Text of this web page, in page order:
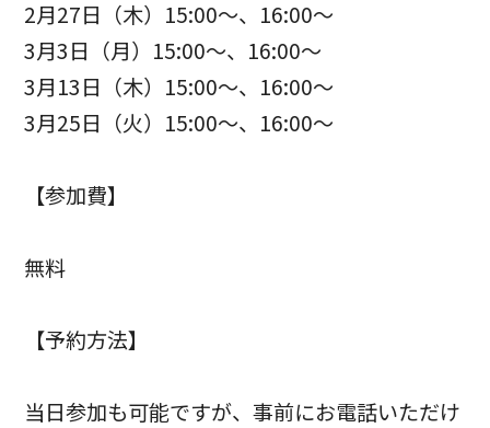
2月27日（木）15:00～、16:00～
3月3日（月）15:00～、16:00～
3月13日（木）15:00～、16:00～
3月25日（火）15:00～、16:00～
【参加費】
無料
【予約方法】
当日参加も可能ですが、事前にお電話いただけ